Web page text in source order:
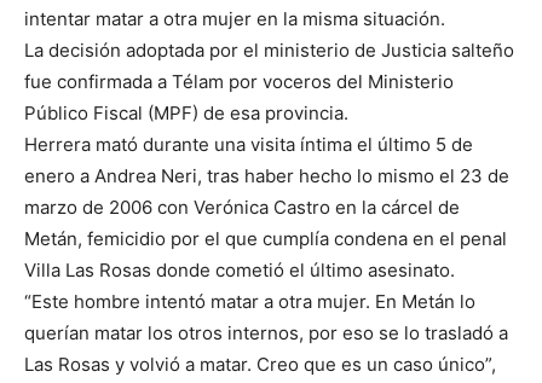
intentar matar a otra mujer en la misma situación.
La decisión adoptada por el ministerio de Justicia salteño
fue confirmada a Télam por voceros del Ministerio
Público Fiscal (MPF) de esa provincia.
Herrera mató durante una visita íntima el último 5 de
enero a Andrea Neri, tras haber hecho lo mismo el 23 de
marzo de 2006 con Verónica Castro en la cárcel de
Metán, femicidio por el que cumplía condena en el penal
Villa Las Rosas donde cometió el último asesinato.
“Este hombre intentó matar a otra mujer. En Metán lo
querían matar los otros internos, por eso se lo trasladó a
Las Rosas y volvió a matar. Creo que es un caso único”,